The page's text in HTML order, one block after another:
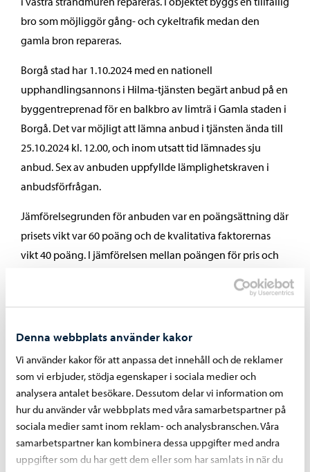
Denna webbplats använder kakor
Vi använder kakor för att anpassa det innehåll och de reklamer
som vi erbjuder, stödja egenskaper i sociala medier och
analysera antalet besökare. Dessutom delar vi information om
hur du använder vår webbplats med våra samarbetspartner på
sociala medier samt inom reklam- och analysbranschen. Våra
samarbetspartner kan kombinera dessa uppgifter med andra
uppgifter som du har gett dem eller som har samlats in när du
bro som möjliggör gång- och cykeltrafik medan den
gamla bron repareras.
Borgå stad har 1.10.2024 med en nationell
upphandlingsannons i Hilma-tjänsten begärt anbud på en
byggentreprenad för en balkbro av limträ i Gamla staden i
Borgå. Det var möjligt att lämna anbud i tjänsten ända till
25.10.2024 kl. 12.00, och inom utsatt tid lämnades sju
anbud. Sex av anbuden uppfyllde lämplighetskraven i
anbudsförfrågan.
Jämförelsegrunden för anbuden var en poängsättning där
prisets vikt var 60 poäng och de kvalitativa faktorernas
vikt 40 poäng. I jämförelsen mellan poängen för pris och
poäng fick MPV Infrastrukture Oy (86,66 p) och den tredje
690 000 euro (moms 0 %).
Föredragningslista (26.11.2024)
Dela på FacebookDela på LinkedInDela på WhatsApp